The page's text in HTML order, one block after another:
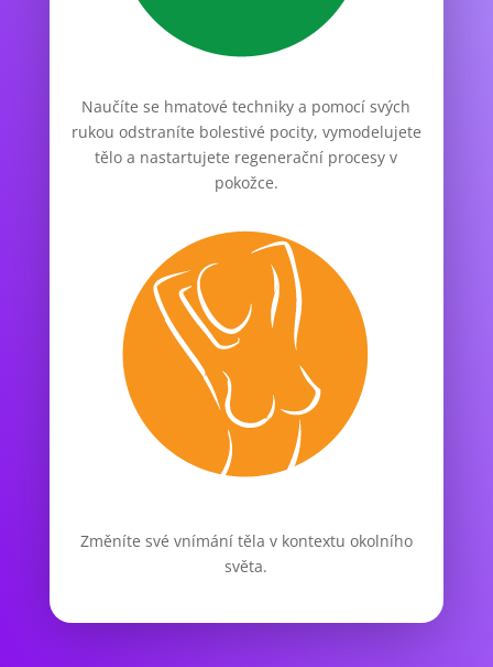
Naučíte se hmatové techniky a pomocí svých
rukou odstraníte bolestivé pocity, vymodelujete
tělo a nastartujete regenerační procesy v
pokožce.
Změníte své vnímání těla v kontextu okolního
světa.